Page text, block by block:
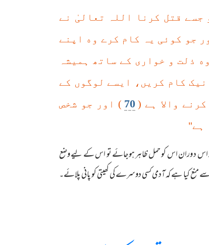
جسے قتل کرنا اللہ تعالیٰ نے
جو کوئی یہ کام کرے وه اپنے
ذلت و خواری کے ساتھ ہمیشہ
کام کریں، ایسے لوگوں کے
والا ہے ( 70 ) اور جو شخص
ہے"
د وران اس کو حمل ظاہر ہوجائے تو اس کے لیے وضع
کیا ہے کہ آدمی کسی دوسرے کی کھیتی کو پانی پلائے۔